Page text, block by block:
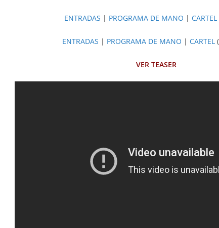
ENTRADAS | PROGRAMA DE MANO | CARTEL
ENTRADAS | PROGRAMA DE MANO | CARTEL
VER TEASER